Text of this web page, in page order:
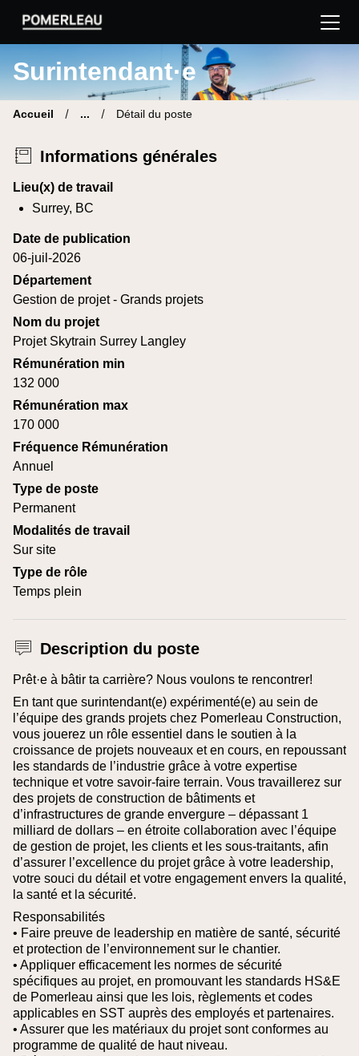
Pomerleau Site carrière | Trouve ton nouveau poste
Surintendant·e
Accueil ... Détail du poste
Informations générales
Lieu(x) de travail
Surrey, BC
Date de publication
06-juil-2026
Département
Gestion de projet - Grands projets
Nom du projet
Projet Skytrain Surrey Langley
Rémunération min
132 000
Rémunération max
170 000
Fréquence Rémunération
Annuel
Type de poste
Permanent
Modalités de travail
Sur site
Type de rôle
Temps plein
Description du poste
Prêt·e à bâtir ta carrière? Nous voulons te rencontrer!
En tant que surintendant(e) expérimenté(e) au sein de
l’équipe des grands projets chez Pomerleau Construction,
vous jouerez un rôle essentiel dans le soutien à la
croissance de projets nouveaux et en cours, en repoussant
les standards de l’industrie grâce à votre expertise
technique et votre savoir-faire terrain. Vous travaillerez sur
des projets de construction de bâtiments et
d’infrastructures de grande envergure – dépassant 1
milliard de dollars – en étroite collaboration avec l’équipe
de gestion de projet, les clients et les sous-traitants, afin
d’assurer l’excellence du projet grâce à votre leadership,
votre souci du détail et votre engagement envers la qualité,
la santé et la sécurité.
Responsabilités
• Faire preuve de leadership en matière de santé, sécurité
et protection de l’environnement sur le chantier.
• Appliquer efficacement les normes de sécurité
spécifiques au projet, en promouvant les standards HS&E
de Pomerleau ainsi que les lois, règlements et codes
applicables en SST auprès des employés et partenaires.
• Assurer que les matériaux du projet sont conformes au
programme de qualité de haut niveau.